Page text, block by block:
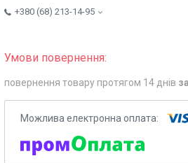
+380 (68) 213-14-95
повернення товару протягом 14 днів